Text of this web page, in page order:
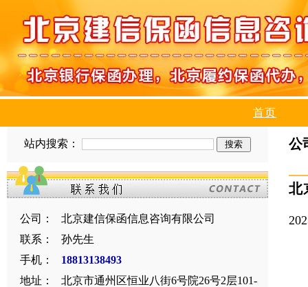
首页
站内搜索：
公司：
北京建信保函信息咨询有限公司
联系：
孙先生
手机：
18813138493
地址：
北京市通州区恒业八街6号院26号2层101-
公
北